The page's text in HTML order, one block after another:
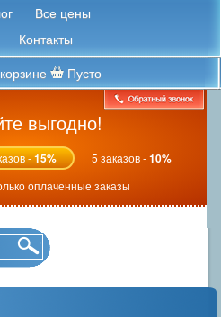
Все цены
Контакты
Пусто
выгодно!
-15% 5 заказов -10%
оплаченные заказы